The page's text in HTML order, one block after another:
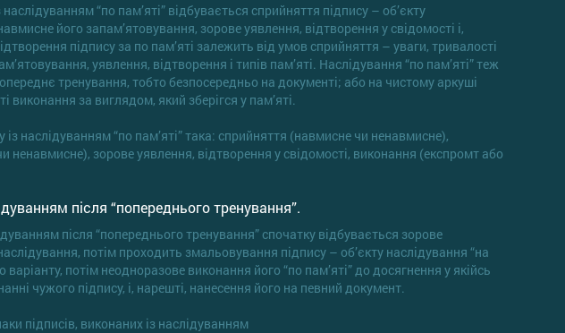
“по пам’яті” відбувається сприйняття підпису – об’єкту
його запам’ятовування, зорове уявлення, відтворення у свідомості і,
підпису за по пам’яті залежить від умов сприйняття – уваги, тривалості
уявлення, відтворення і типів пам’яті. Наслідування “по пам’яті” теж
тренування, тобто безпосередньо на документі; або на чистому аркуші
виконання за виглядом, який зберігся у пам’яті.
наслідуванням “по пам’яті” така: сприйняття (навмисне чи ненавмисне),
ненавмисне), зорове уявлення, відтворення у свідомості, виконання (експромт або
після “попереднього тренування”.
після “попереднього тренування” спочатку відбувається зорове
потім проходить змальовування підпису – об’єкту наслідування “на
варіанту, потім неодноразове виконання його “по пам’яті” до досягнення у якійсь
чужого підпису, і, нарешті, нанесення його на певний документ.
підписів, виконаних із наслідуванням